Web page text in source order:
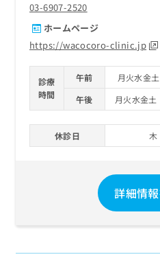
03-6907-2520
ホームページ
https://wacocoro-clinic.jp
診療
時間
午前
月火水金
午後
月火水金
休診日 木
詳細情